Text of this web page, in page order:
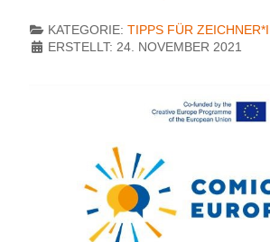
KATEGORIE: TIPPS FÜR
ERSTELLT: 24. NOVEMBER 2021